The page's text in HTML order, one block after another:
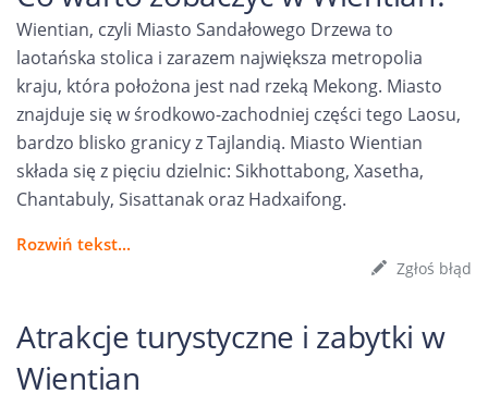
Wientian, czyli Miasto Sandałowego Drzewa to
laotańska stolica i zarazem największa metropolia
kraju, która położona jest nad rzeką Mekong. Miasto
znajduje się w środkowo-zachodniej części tego Laosu,
bardzo blisko granicy z Tajlandią. Miasto Wientian
składa się z pięciu dzielnic: Sikhottabong, Xasetha,
Chantabuly, Sisattanak oraz Hadxaifong.
Rozwiń tekst...
Zgłoś błąd
Atrakcje turystyczne i zabytki w
Wientian